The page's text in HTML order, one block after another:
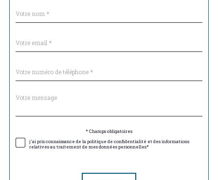
par
*
*
*
Fieldset
Message
*
* Champs obligatoires
j'ai pris connaissance de la politique de confidentialité et des informations
relatives au traitement de mes données personnelles*